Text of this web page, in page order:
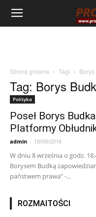
Strona główna Tagi
Tag: Borys
Polityka
Poseł Borys
Platformy
admin - 10/09/2016
W dniu 8 września o godz.
Borysem Budką
państwem prawa” -...
ROZMAITOŚCI